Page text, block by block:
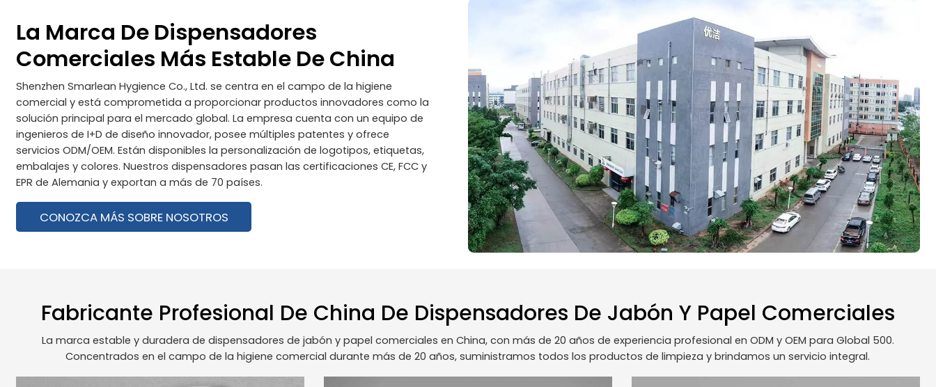
La Marca De Dispensadores
Comerciales Más Estable De China
Shenzhen Smarlean Hygience Co., Ltd. se centra en el campo de la higiene
comercial y está comprometida a proporcionar productos innovadores como la
solución principal para el mercado global. La empresa cuenta con un equipo de
ingenieros de I+D de diseño innovador, posee múltiples patentes y ofrece
servicios ODM/OEM. Están disponibles la personalización de logotipos, etiquetas,
embalajes y colores. Nuestros dispensadores pasan las certificaciones CE, FCC y
EPR de Alemania y exportan a más de 70 países.
CONOZCA MÁS SOBRE NOSOTROS
Fabricante Profesional De China De Dispensadores De Jabón Y Papel Comerciales
La marca estable y duradera de dispensadores de jabón y papel comerciales en China, con más de 20 años de experiencia profesional en ODM y OEM para Global 500.
Concentrados en el campo de la higiene comercial durante más de 20 años, suministramos todos los productos de limpieza y brindamos un servicio integral.